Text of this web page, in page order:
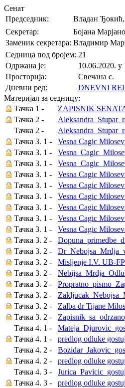
Сенат
Председник:
Владан
Секретар:
Бојана
Заменик секретара: Владимир
Седница под бројем: 21
Oдржана je:
10.06.2020. у
Просторија:
Свечана с.
Дневни ред:
DNEVNI
Материјал за седницу:
Тачка 1 -
ZAPISNIK
Тачка 2 -
Тачка 2 -
Тачка 3. 1 -
Vesna Cagic
Тачка 3. 1 -
Тачка 3. 1 -
Тачка 3. 1 -
Vesna Cagic
Тачка 3. 1 -
Vesna Cagic
Тачка 3. 1 -
Vesna Cagic
Тачка 3. 1 -
Vesna Cagic
Тачка 3. 1 -
Vesna Cagic
Тачка 3. 1 -
Vesna Cagic
Тачка 3. 2 -
Тачка 3. 2 -
Тачка 3. 2 -
Misljenje I.V. UB-
Тачка 3. 2 -
Тачка 3. 2 -
Тачка 3. 2 -
Тачка 3. 2 -
Zalba dr Tijane
Тачка 3. 2 -
Тачка 4. 1 -
Тачка 4. 1 -
predlog odluke
Тачка 4. 2 -
Тачка 4. 2 -
predlog odluke
Тачка 4. 3 -
Тачка 4. 3 -
predlog odluke